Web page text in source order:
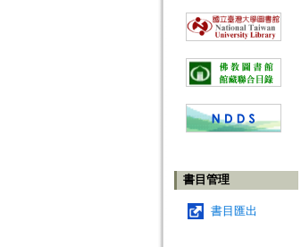
書目管理
書目匯出